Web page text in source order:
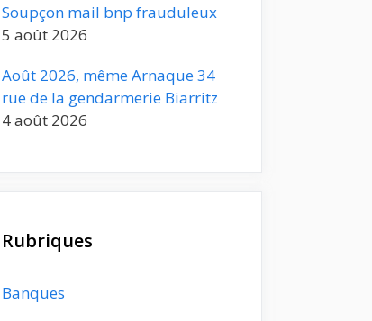
Soupçon mail bnp frauduleux
5 août 2026
Août 2026, même Arnaque 34
rue de la gendarmerie Biarritz
4 août 2026
Rubriques
Banques